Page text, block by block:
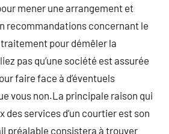
mener une arrangement et
recommandations concernant le
pour démêler la
pas qu’une société est assurée
faire face à d’éventuels
vous non.La principale raison qui
des services d’un courtier est son
préalable consistera à trouver